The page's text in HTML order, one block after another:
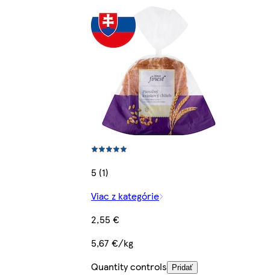
5 (1)
Viac z kategórie
2,55 €
5,67 €/kg
Quantity controls
Pridať